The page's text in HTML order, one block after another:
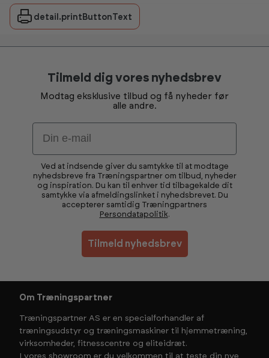
detail.printButtonText
Tilmeld dig vores nyhedsbrev
Modtag eksklusive tilbud og få nyheder før
alle andre.
Email
Ved at indsende giver du samtykke til at modtage
nyhedsbreve fra Træningspartner om tilbud, nyheder
og inspiration. Du kan til enhver tid tilbagekalde dit
samtykke via afmeldingslinket i nyhedsbrevet. Du
accepterer samtidig Træningpartners
Persondatapolitik.
Tilmeld nyhedsbrev
Om Træningspartner
Træningspartner AS er en specialforhandler af
træningsudstyr og træningsmaskiner til hjemmetræning,
virksomheder, fitnesscentre og eliteidræt.
I vores showroom er du velkommen til at teste din nye